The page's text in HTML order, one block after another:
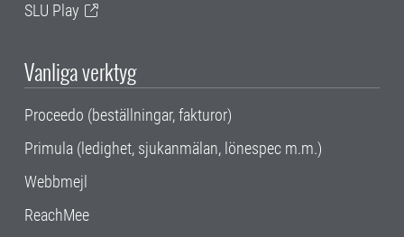
SLU Play
Vanliga verktyg
Proceedo (beställningar, fakturor)
Primula (ledighet, sjukanmälan, lönespec m.m.)
Webbmejl
ReachMee